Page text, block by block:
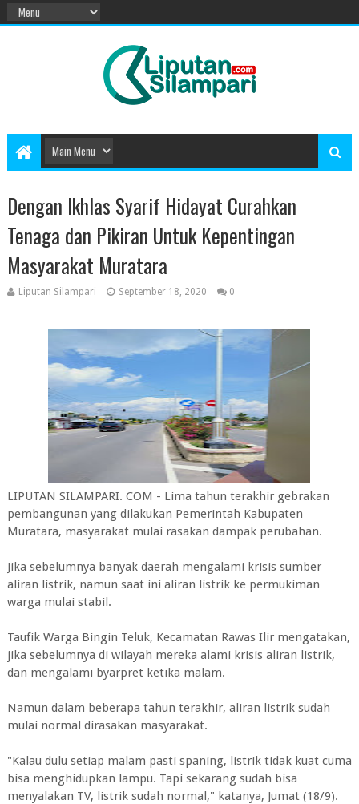
Dengan Ikhlas Syarif Hidayat Curahkan
Tenaga dan Pikiran Untuk Kepentingan
Masyarakat Muratara
Liputan Silampari September 18, 2020 0
LIPUTAN SILAMPARI. COM - Lima tahun terakhir gebrakan
pembangunan yang dilakukan Pemerintah Kabupaten
Muratara, masyarakat mulai rasakan dampak perubahan.
Jika sebelumnya banyak daerah mengalami krisis sumber
aliran listrik, namun saat ini aliran listrik ke permukiman
warga mulai stabil.
Taufik Warga Bingin Teluk, Kecamatan Rawas Ilir mengatakan,
jika sebelumnya di wilayah mereka alami krisis aliran listrik,
dan mengalami byarpret ketika malam.
Namun dalam beberapa tahun terakhir, aliran listrik sudah
mulai normal dirasakan masyarakat.
"Kalau dulu setiap malam pasti spaning, listrik tidak kuat cuma
bisa menghidupkan lampu. Tapi sekarang sudah bisa
menyalakan TV, listrik sudah normal," katanya, Jumat (18/9).